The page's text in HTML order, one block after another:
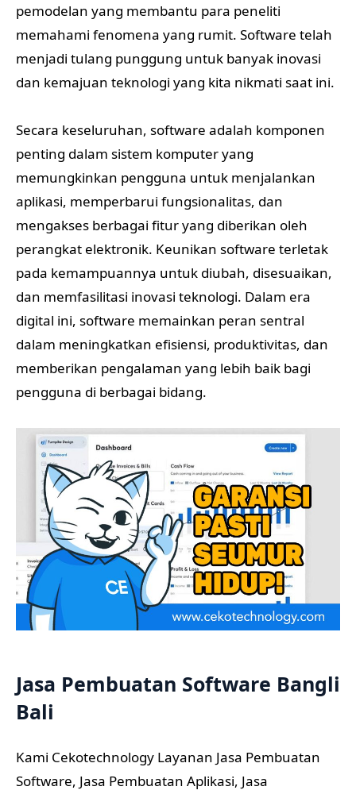
pemodelan yang membantu para peneliti
memahami fenomena yang rumit. Software telah
menjadi tulang punggung untuk banyak inovasi
dan kemajuan teknologi yang kita nikmati saat ini.
Secara keseluruhan, software adalah komponen
penting dalam sistem komputer yang
memungkinkan pengguna untuk menjalankan
aplikasi, memperbarui fungsionalitas, dan
mengakses berbagai fitur yang diberikan oleh
perangkat elektronik. Keunikan software terletak
pada kemampuannya untuk diubah, disesuaikan,
dan memfasilitasi inovasi teknologi. Dalam era
digital ini, software memainkan peran sentral
dalam meningkatkan efisiensi, produktivitas, dan
memberikan pengalaman yang lebih baik bagi
pengguna di berbagai bidang.
Jasa Pembuatan Software Bangli
Bali
Kami Cekotechnology Layanan Jasa Pembuatan
Software, Jasa Pembuatan Aplikasi, Jasa